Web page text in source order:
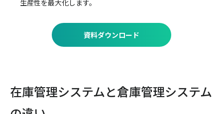
生産性を最大化します。
資料ダウンロード
在庫管理システムと倉庫管理システム